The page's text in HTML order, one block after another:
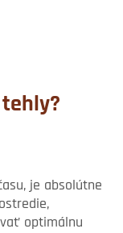
je absolútne
optimálnu